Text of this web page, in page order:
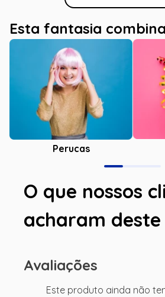
Esta fantasia
Perucas
O que nossos
acharam
Avaliações
Este produto ainda não